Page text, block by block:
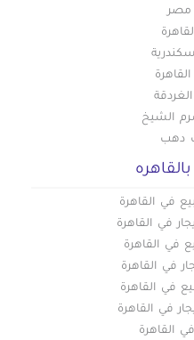
في دهب
دمياط الجديدة
في راس البر
في بور سعيد
الإسماعيلية
في الجونة
في مرسى علم
مصر
الشيخ
دهب
في القاهرة
في القاهرة
في القاهرة
في القاهرة
في القاهرة
في القاهرة
القاهرة